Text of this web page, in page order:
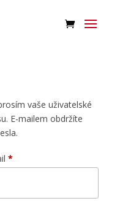
vaše uživatelské
E-mailem obdržíte
*Povinné